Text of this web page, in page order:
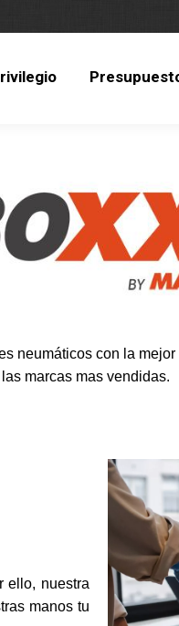
neumáticos con la
marcas mas vendidas.
ello, nuestra
manos tu